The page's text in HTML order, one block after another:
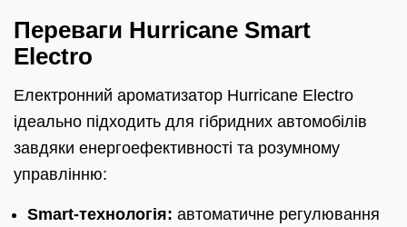
Переваги Hurricane Smart
Electro
Електронний ароматизатор Hurricane Electro
ідеально підходить для гібридних автомобілів
завдяки енергоефективності та розумному
управлінню:
Smart-технологія: автоматичне регулювання